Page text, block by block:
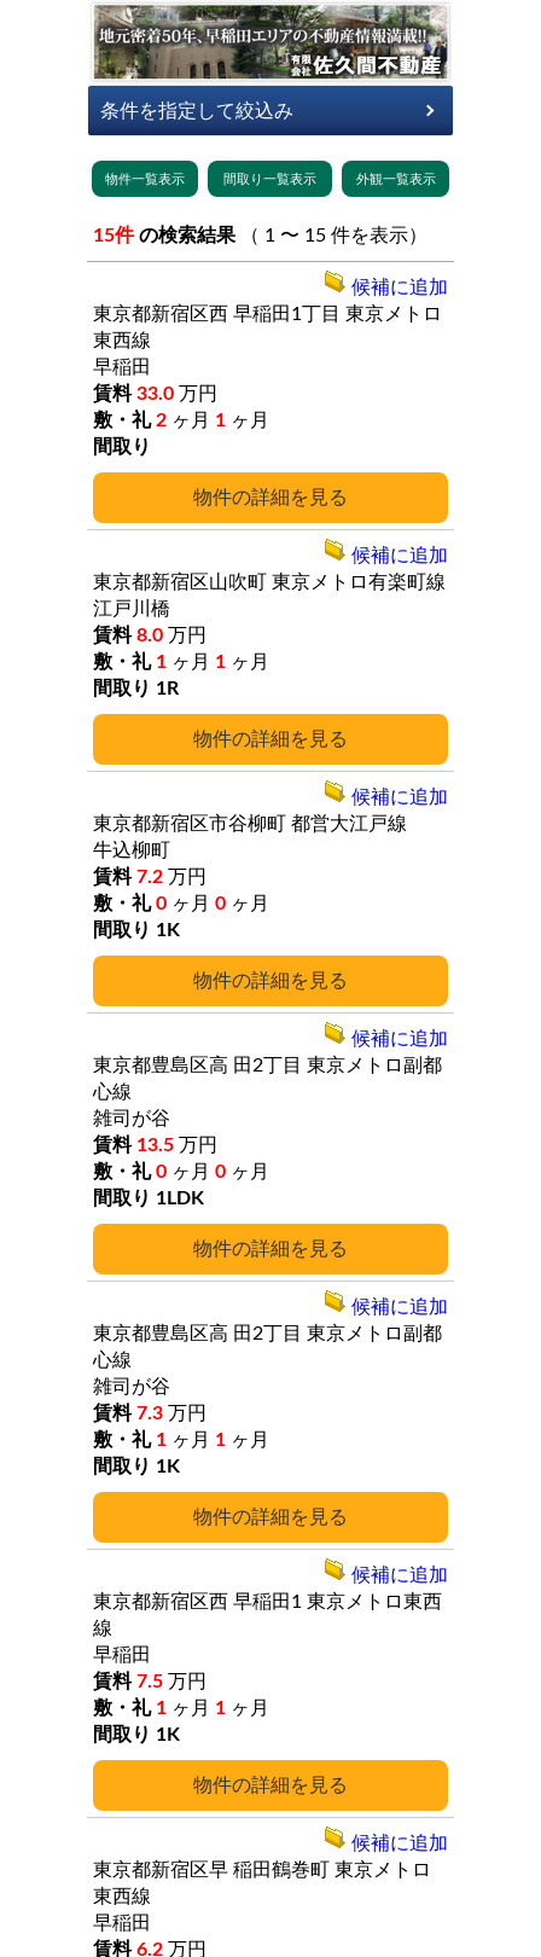
15件 の検索結果 （ 1 〜 15 件を表示）
詳細
東京都新宿区西 早稲田1丁目 東京メトロ
東西線
早稲田
33.0 万円
2 ヶ月 1 ヶ月
候補に追加
詳細
東京都新宿区山吹町 東京メトロ有楽町線
江戸川橋
8.0 万円
1 ヶ月 1 ヶ月
1R
候補に追加
詳細
東京都新宿区市谷柳町 都営大江戸線
牛込柳町
7.2 万円
0 ヶ月 0 ヶ月
1K
候補に追加
詳細
東京都豊島区高 田2丁目 東京メトロ副都
心線
雑司が谷
13.5 万円
0 ヶ月 0 ヶ月
1LDK
候補に追加
詳細
東京都豊島区高 田2丁目 東京メトロ副都
心線
雑司が谷
7.3 万円
1 ヶ月 1 ヶ月
1K
候補に追加
詳細
東京都新宿区西 早稲田1 東京メトロ東西
線
早稲田
7.5 万円
1 ヶ月 1 ヶ月
1K
候補に追加
東京都新宿区早 稲田鶴巻町 東京メトロ
東西線
早稲田
6.2 万円
候補に追加